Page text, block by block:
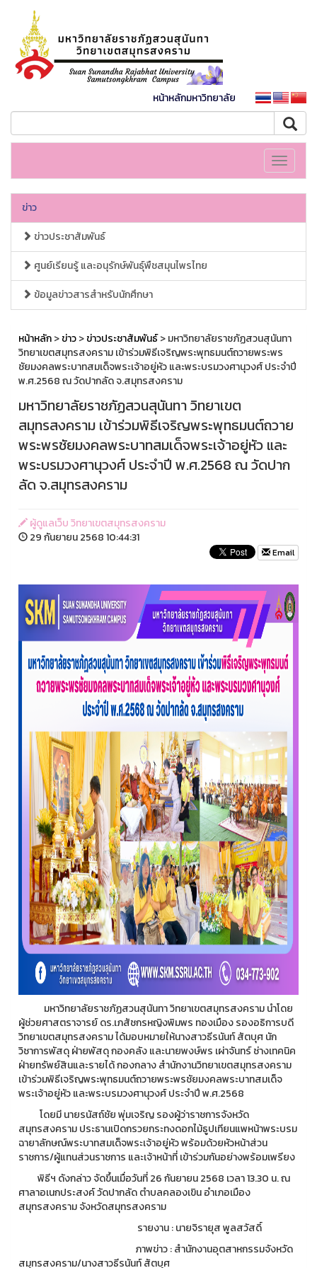
หน้าหลักมหาวิทยาลัย
Toggle
ข่าว
ข่าวประชาสัมพันธ์
ศูนย์เรียนรู้ และอนุรักษ์พันธุ์พืชสมุนไพรไทย
ข้อมูลข่าวสารสำหรับนักศึกษา
หน้าหลัก>ข่าว>ข่าวประชาสัมพันธ์> มหาวิทยาลัยราชภัฏสวนสุนันทา
วิทยาเขตสมุทรสงคราม เข้าร่วมพิธีเจริญพระพุทธมนต์ถวายพระพร
ชัยมงคลพระบาทสมเด็จพระเจ้าอยู่หัว และพระบรมวงศานุวงศ์ ประจำปี
พ.ศ.2568 ณ วัดปากลัด จ.สมุทรสงคราม
มหาวิทยาลัยราชภัฏสวนสุนันทา วิทยาเขต
สมุทรสงคราม เข้าร่วมพิธีเจริญพระพุทธมนต์ถวาย
พระพรชัยมงคลพระบาทสมเด็จพระเจ้าอยู่หัว และ
พระบรมวงศานุวงศ์ ประจำปี พ.ศ.2568 ณ วัดปาก
ลัด จ.สมุทรสงคราม
ผู้ดูแลเว็บ วิทยาเขตสมุทรสงคราม
29 กันยายน 2568 10:44:31
Email
มหาวิทยาลัยราชภัฏสวนสุนันทา วิทยาเขตสมุทรสงคราม นำโดย
ผู้ช่วยศาสตราจารย์ ดร.เภสัชกรหญิงพิมพร ทองเมือง รองอธิการบดี
วิทยาเขตสมุทรสงคราม ได้มอบหมายให้นางสาวธีรนันท์ สัตบุศ นัก
วิชาการพัสดุ ฝ่ายพัสดุ กองคลัง และนายพงษ์พร เผ่าจันทร์ ช่างเทคนิค
ฝ่ายทรัพย์สินและรายได้ กองกลาง สำนักงานวิทยาเขตสมุทรสงคราม
เข้าร่วมพิธีเจริญพระพุทธมนต์ถวายพระพรชัยมงคลพระบาทสมเด็จ
พระเจ้าอยู่หัว และพระบรมวงศานุวงศ์ ประจำปี พ.ศ.2568
โดยมี นายรนัสถ์ชัย พุ่มเจริญ รองผู้ว่าราชการจังหวัด
สมุทรสงคราม ประธานเปิดกรวยกระทงดอกไม้ธูปเทียนแพหน้าพระบรม
ฉายาลักษณ์พระบาทสมเด็จพระเจ้าอยู่หัว พร้อมด้วยหัวหน้าส่วน
ราชการ/ผู้แทนส่วนราชการ และเจ้าหน้าที่ เข้าร่วมกันอย่างพร้อมเพรียง
พิธีฯ ดังกล่าว จัดขึ้นเมื่อวันที่ 26 กันยายน 2568 เวลา 13.30 น. ณ
ศาลาอเนกประสงค์ วัดปากลัด ตำบลคลองเขิน อำเภอเมือง
สมุทรสงคราม จังหวัดสมุทรสงคราม
รายงาน : นายจิรายุส พูลสวัสดิ์
ภาพข่าว : สำนักงานอุตสาหกรรมจังหวัด
สมุทรสงคราม/นางสาวธีรนันท์ สัตบุศ